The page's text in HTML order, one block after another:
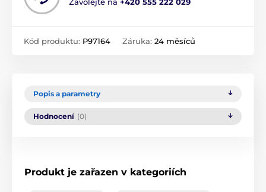
Kód produktu: P97164 Záruka: 24 měsíců
Popis a parametry
Hodnocení (0)
Produkt je zařazen v kategoriích